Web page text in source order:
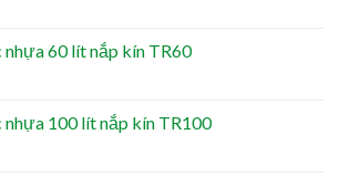
nhựa 60 lít nắp kín TR60
nhựa 100 lít nắp kín TR100